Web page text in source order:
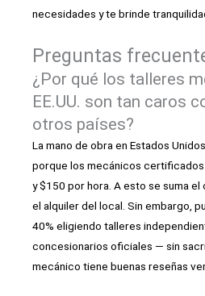
necesidades y te brinde
Preguntas
¿Por qué los talleres
EE.UU. son tan caros
otros países?
La mano de obra en Estados
porque los mecánicos
y $150 por hora. A esto se suma
el alquiler del local. Sin embargo,
40% eligiendo talleres
concesionarios oficiales — sin
mecánico tiene buenas reseñas